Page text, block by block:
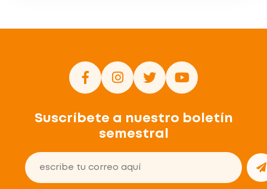
Suscríbete a nuestro boletín
semestral